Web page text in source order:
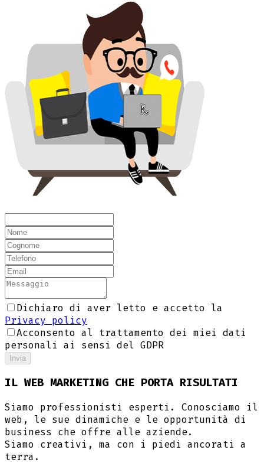
Dichiaro di aver letto e accetto la
Privacy policy
Acconsento al trattamento dei miei dati
personali ai sensi del GDPR
Invia
IL WEB MARKETING CHE PORTA RISULTATI
Siamo professionisti esperti. Conosciamo il
web, le sue dinamiche e le opportunità di
business che offre alle aziende.
Siamo creativi, ma con i piedi ancorati a
terra.